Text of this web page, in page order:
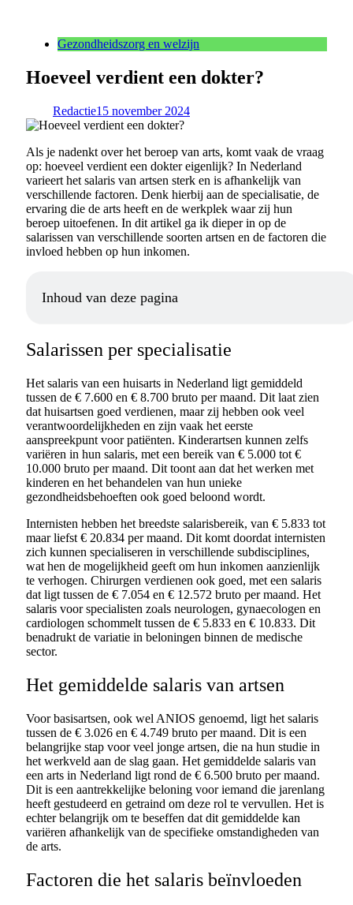
Gezondheidszorg en welzijn
Hoeveel verdient een dokter?
Redactie15 november 2024
Als je nadenkt over het beroep van arts, komt vaak de vraag
op: hoeveel verdient een dokter eigenlijk? In Nederland
varieert het salaris van artsen sterk en is afhankelijk van
verschillende factoren. Denk hierbij aan de specialisatie, de
ervaring die de arts heeft en de werkplek waar zij hun
beroep uitoefenen. In dit artikel ga ik dieper in op de
salarissen van verschillende soorten artsen en de factoren die
invloed hebben op hun inkomen.
Inhoud van deze pagina
Salarissen per specialisatie
Het salaris van een huisarts in Nederland ligt gemiddeld
tussen de € 7.600 en € 8.700 bruto per maand. Dit laat zien
dat huisartsen goed verdienen, maar zij hebben ook veel
verantwoordelijkheden en zijn vaak het eerste
aanspreekpunt voor patiënten. Kinderartsen kunnen zelfs
variëren in hun salaris, met een bereik van € 5.000 tot €
10.000 bruto per maand. Dit toont aan dat het werken met
kinderen en het behandelen van hun unieke
gezondheidsbehoeften ook goed beloond wordt.
Internisten hebben het breedste salarisbereik, van € 5.833 tot
maar liefst € 20.834 per maand. Dit komt doordat internisten
zich kunnen specialiseren in verschillende subdisciplines,
wat hen de mogelijkheid geeft om hun inkomen aanzienlijk
te verhogen. Chirurgen verdienen ook goed, met een salaris
dat ligt tussen de € 7.054 en € 12.572 bruto per maand. Het
salaris voor specialisten zoals neurologen, gynaecologen en
cardiologen schommelt tussen de € 5.833 en € 10.833. Dit
benadrukt de variatie in beloningen binnen de medische
sector.
Het gemiddelde salaris van artsen
Voor basisartsen, ook wel ANIOS genoemd, ligt het salaris
tussen de € 3.026 en € 4.749 bruto per maand. Dit is een
belangrijke stap voor veel jonge artsen, die na hun studie in
het werkveld aan de slag gaan. Het gemiddelde salaris van
een arts in Nederland ligt rond de € 6.500 bruto per maand.
Dit is een aantrekkelijke beloning voor iemand die jarenlang
heeft gestudeerd en getraind om deze rol te vervullen. Het is
echter belangrijk om te beseffen dat dit gemiddelde kan
variëren afhankelijk van de specifieke omstandigheden van
de arts.
Factoren die het salaris beïnvloeden